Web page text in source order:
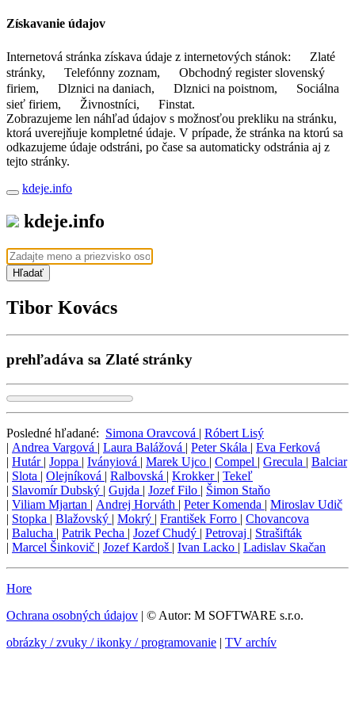
Získavanie údajov
Internetová stránka získava údaje z internetových stánok:
Zlaté
stránky,
Telefónny zoznam,
Obchodný register slovenský
firiem,
Dlznici na daniach, Dlznici na poistnom,
Sociálna
sieť firiem,
Živnostníci,
Finstat.
Zobrazujeme len náhľad údajov s možnosťou prekliku na stránku,
ktorá uverejňuje kompletné údaje. V prípade, že stránka na ktorú sa
odkazujeme údaje odstráni, po čase sa automaticky odstránia aj z
tejto stránky.
kdeje.info
kdeje.info
Hľadať
Tibor Kovács
prehľadáva sa Zlaté stránky
Posledné hľadané: Simona Oravcová | Róbert Lisý
| Andrea Vargová | Laura Balážová | Peter Skála | Eva Ferková
| Hutár | Joppa | Iványiová | Marek Ujco | Compel | Grecula | Balciar
| Slota | Olejníková | Ralbovská | Krokker | Tekeľ
| Slavomír Dubský | Gujda | Jozef Filo | Šimon Staňo
| Viliam Mjartan | Andrej Horváth | Peter Komenda | Miroslav Udič
| Stopka | Blažovský | Mokrý | František Forro | Chovancova
| Balucha | Patrik Pecha | Jozef Chudý | Petrovaj | Strašifták
| Marcel Šinkovič | Jozef Kardoš | Ivan Lacko | Ladislav Skačan
Hore
Ochrana osobných údajov | © Autor: M SOFTWARE s.r.o.
obrázky / zvuky / ikonky / programovanie | TV archív